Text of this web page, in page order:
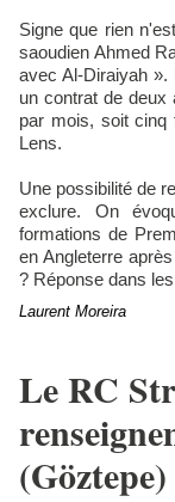
Signe que rien
saoudien Ahmed
avec Al-Diraiyah
un contrat de deux
par mois, soit cinq
Lens.
Une possibilité de
exclure. On
formations de
en Angleterre
? Réponse dans
Laurent Moreira
Le RC
(Göztepe)